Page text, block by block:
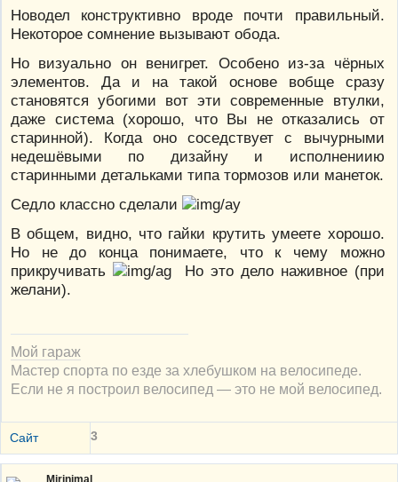
Новодел конструктивно вроде почти правильный.
Некоторое сомнение вызывают обода.
Но визуально он венигрет. Особено из-за чёрных
элементов. Да и на такой основе вобще сразу
становятся убогими вот эти современные втулки,
даже система (хорошо, что Вы не отказались от
старинной). Когда оно соседствует с вычурными
недешёвыми по дизайну и исполнениию
старинными детальками типа тормозов или манеток.
Седло классно сделали
В общем, видно, что гайки крутить умеете хорошо.
Но не до конца понимаете, что к чему можно
прикручивать
Но это дело наживное (при
желани).
Мой гараж
Мастер спорта по езде за хлебушком на велосипеде.
Если не я построил велосипед — это не мой велосипед.
Сайт 3